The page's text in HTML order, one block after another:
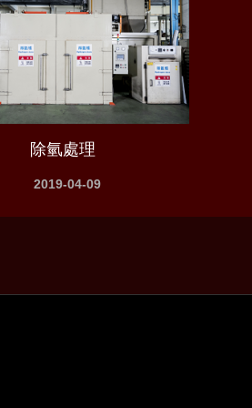
除氫處理
2019-04-09